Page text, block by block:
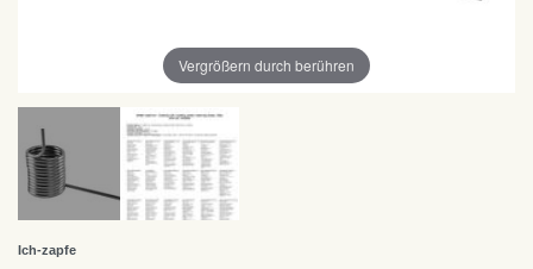
Vergrößern durch berühren
Ich-zapfe